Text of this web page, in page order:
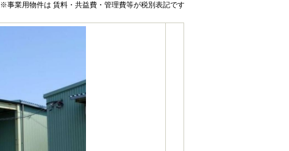
※事業用物件は 賃料・共益費・管理費等が税別表記です